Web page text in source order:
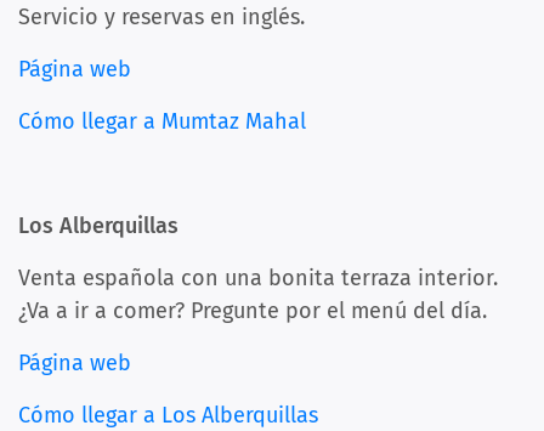
Servicio y reservas en inglés.
Página web
Cómo llegar a Mumtaz Mahal
Los Alberquillas
Venta española con una bonita terraza interior.
¿Va a ir a comer? Pregunte por el menú del día.
Página web
Cómo llegar a Los Alberquillas